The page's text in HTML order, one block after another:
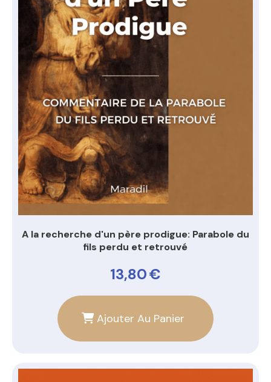
A la recherche d'un père prodigue: Parabole du
fils perdu et retrouvé
13,80€
Ajouter Au Panier